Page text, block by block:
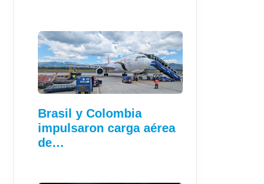
Brasil y Colombia
impulsaron carga aérea
de…